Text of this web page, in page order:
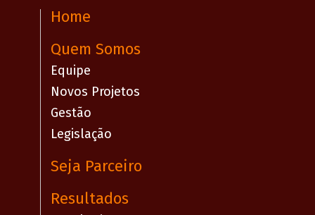
Home
Quem Somos
Equipe
Novos Projetos
Gestão
Legislação
Seja Parceiro
Resultados